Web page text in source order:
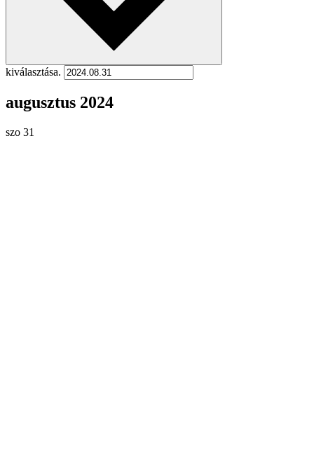
kiválasztása.
augusztus 2024
szo 31